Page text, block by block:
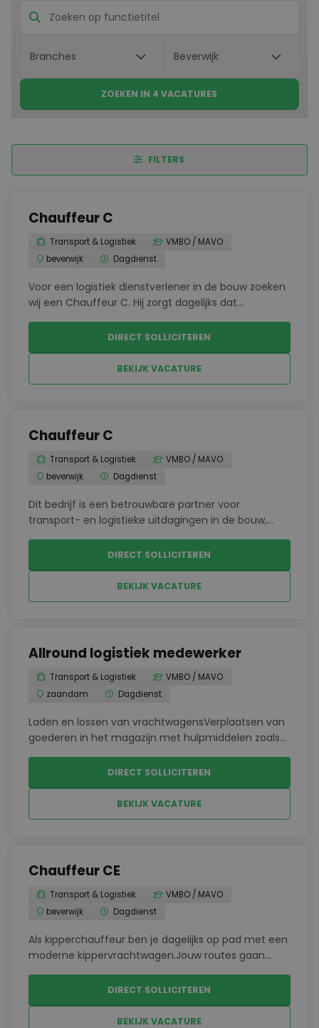
ZOEKEN IN 4 VACATURES
FILTERS
Chauffeur C
Transport & Logistiek
VMBO / MAVO
beverwijk
Dagdienst
Voor een logistiek dienstverlener in de bouw zoeken
wij een Chauffeur C. Hij zorgt dagelijks dat
bouwmaterialen op tijd en veilig worden geleverd bij
verschillende bouwprojecten door heel
Nederland.Vervoeren van bouwmaterialen met een
DIRECT SOLLICITEREN
BEKIJK VACATURE
Chauffeur C
Transport & Logistiek
VMBO / MAVO
beverwijk
Dagdienst
Dit bedrijf is een betrouwbare partner voor
transport- en logistieke uitdagingen in de bouw,
grond-, weg- en waterbouw. Ze beschikken over
een team van ervaren professionals die ervoor
zorgen dat jij gestimuleerd word om jezelf verder te
DIRECT SOLLICITEREN
BEKIJK VACATURE
Allround logistiek medewerker
Transport & Logistiek
VMBO / MAVO
zaandam
Dagdienst
Laden en lossen van vrachtwagensVerplaatsen van
goederen in het magazijn met hulpmiddelen zoals
een reachtruck, EPT of BT-wagenVoorraadbeheer
en klaarmaken van zendingenControleren van
binnenkomende en uitgaande
goederenOndersteunen bij verschille...
DIRECT SOLLICITEREN
BEKIJK VACATURE
Chauffeur CE
Transport & Logistiek
VMBO / MAVO
beverwijk
Dagdienst
Als kipperchauffeur ben je dagelijks op pad met een
moderne kippervrachtwagen.Jouw routes gaan
door heel Nederland, variërend van bouwplaatsen
en bedrijventerreinen tot infrastructuurprojecten.Je
vervoert voornamelijk losgestorte materialen zoals
DIRECT SOLLICITEREN
BEKIJK VACATURE